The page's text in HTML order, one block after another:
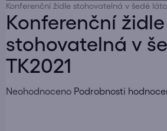
Konferenční židle stohovatelná v šedé
Konferenční židle
stohovatelná v
TK2021
Průměrné
Neohodnoceno Podrobnosti